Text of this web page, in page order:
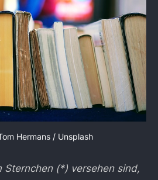
Hermans / Unsplash
Sternchen (*) versehen sind,